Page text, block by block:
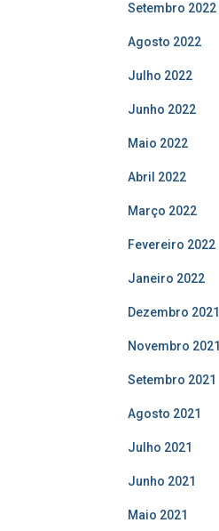
Setembro 2022
Agosto 2022
Julho 2022
Junho 2022
Maio 2022
Abril 2022
Março 2022
Fevereiro 2022
Janeiro 2022
Dezembro 2021
Novembro 2021
Setembro 2021
Agosto 2021
Julho 2021
Junho 2021
Maio 2021